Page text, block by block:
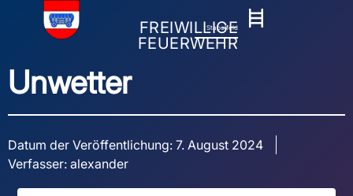
FREIWILLIGE
FEUERWEHR
Stapelfeld
Unwetter
Datum der Veröffentlichung: 7. August 2024
Verfasser: alexander